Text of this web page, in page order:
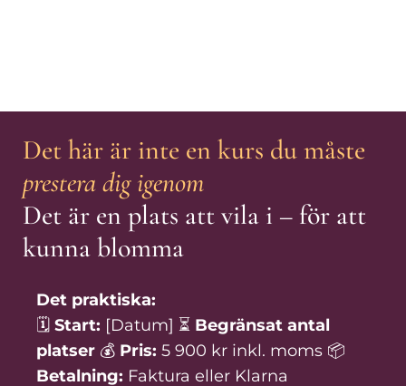
Det här är inte en kurs du måste
prestera dig igenom
Det är en plats att vila i – för att
kunna blomma
Det praktiska:
🗓 Start: [Datum] ⏳ Begränsat antal
platser 💰 Pris: 5 900 kr inkl. moms 📦
Betalning: Faktura eller Klarna